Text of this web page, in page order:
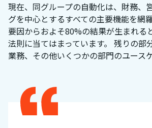
現在、同グループの自動化は、財務、
グを中心とするすべての主要機能を網
要因からおよそ80%の結果が生まれる
法則に当てはまっています。 残りの部
業務、その他いくつかの部門のユース